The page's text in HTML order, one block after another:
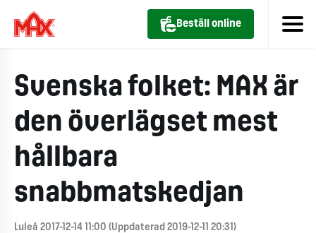
Beställ online
Svenska folket: MAX är
den överlägset mest
hållbara
snabbmatskedjan
Luleå 2017-12-14 11:00 (Uppdaterad 2019-12-11 20:31)